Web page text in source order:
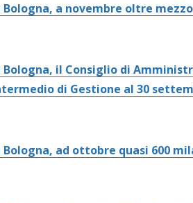
a novembre oltre
il Consiglio di
di Gestione al 30
ad ottobre quasi 600